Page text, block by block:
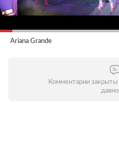
Ariana Grande
Комментарии закрыты